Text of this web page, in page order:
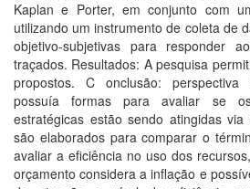
Kaplan e Porter, em conjunto com
utilizando um instrumento de coleta de
objetivo-subjetivas para responder
traçados. Resultados: A pesquisa
propostos. C onclusão:
possuía formas para avaliar se
estratégicas estão sendo atingidas
são elaborados para comparar o
avaliar a eficiência no uso dos
orçamento considera a inflação e